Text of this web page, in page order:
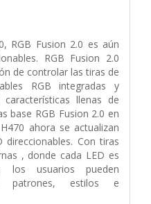
RGB Fusion 2.0 es aún
RGB Fusion 2.0
de controlar las tiras de
RGB integradas y
llenas de
base RGB Fusion 2.0 en
ahora se actualizan
direccionables. Con tiras
, donde cada LED es
los usuarios pueden
patrones, estilos e